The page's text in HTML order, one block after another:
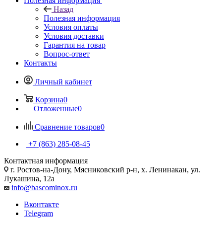
Назад
Полезная информация
Условия оплаты
Условия доставки
Гарантия на товар
Вопрос-ответ
Контакты
Личный кабинет
Корзина0
Отложенные0
Сравнение товаров0
+7 (863) 285-08-45
Контактная информация
г. Ростов-на-Дону, Мясниковский р-н, х. Ленинакан, ул.
Лукашина, 12а
info@bascominox.ru
Вконтакте
Telegram